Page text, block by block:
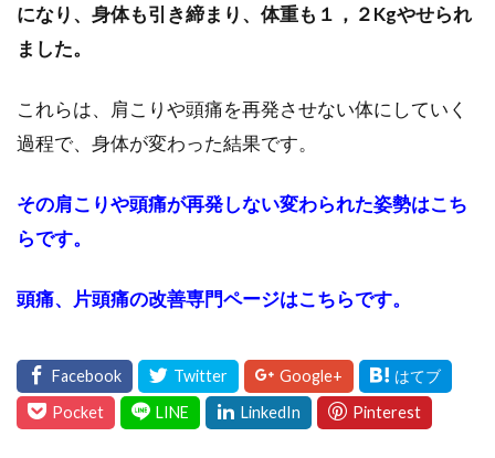
になり、身体も引き締まり、体重も１，２Kgやせられ
ました。
これらは、肩こりや頭痛を再発させない体にしていく
過程で、身体が変わった結果です。
その肩こりや頭痛が再発しない変わられた姿勢はこち
らです。
頭痛、片頭痛の改善専門ページはこちらです。